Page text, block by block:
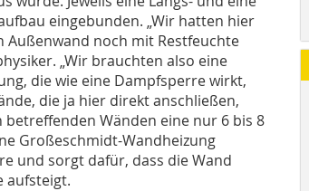
eingebunden. „Wir hatten hier
Außenwand noch mit Restfeuchte
„Wir brauchten also eine
die wie eine Dampfsperre wirkt,
die ja hier direkt anschließen,
Wänden eine nur 6 bis 8
Großeschmidt-Wandheizung
und sorgt dafür, dass die Wand
aufsteigt.